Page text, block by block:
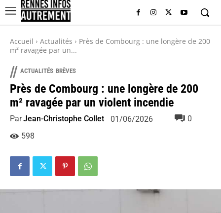
Accueil Actualités
Près de Combourg : une longère de 200
m² ravagée par un...
// ACTUALITÉS BRÈVES
Près de Combourg : une longère de 200
m² ravagée par un violent incendie
ParJean-Christophe Collet 01/06/2026
0
598